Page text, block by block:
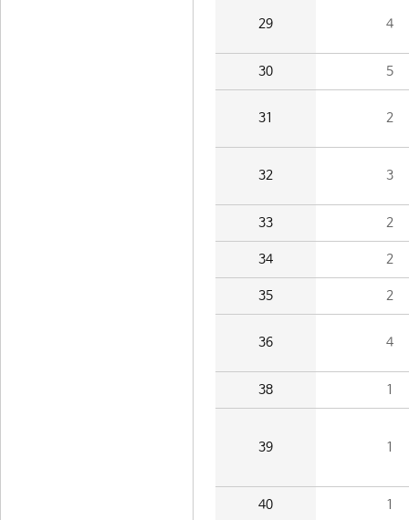
29 4
30 5
31 2
32 3
33 2
34 2
35 2
36 4
38 1
39 1
40 1